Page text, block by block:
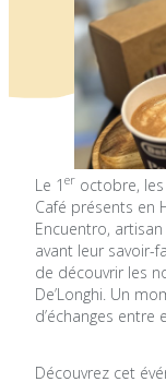
Le 1 er octobre,
Café présents en
Encuentro,
avant leur savoir-
de découvrir les
De’Longhi. Un
d’échanges entre
Découvrez cet